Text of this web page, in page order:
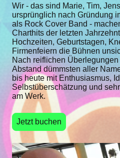
Wir - das sind Marie, Tim,
ursprünglich nach Gründung
als Rock Cover Band -
Charthits der letzten
Hochzeiten, Geburtstagen,
Firmenfeiern die Bühnen
Nach reiflichen
Abstand dümmsten aller
bis heute mit Enthusiasmus,
Selbstüberschätzung und
am Werk.
Jetzt buchen